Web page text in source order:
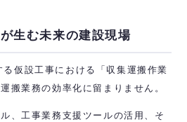
生む未来の建設現場
仮設工事における「収集運搬作業
搬業務の効率化に留まりません。
、工事業務支援ツールの活用、そ